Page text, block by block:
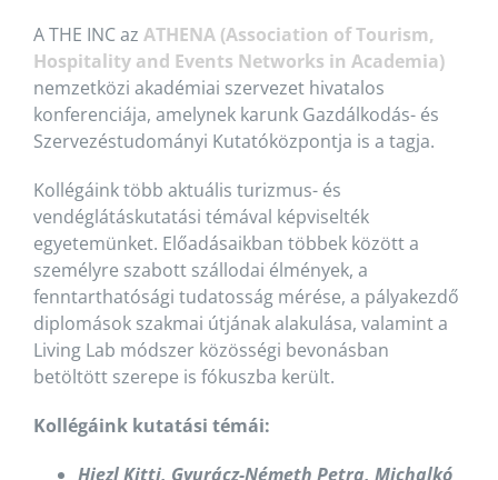
A THE INC az ATHENA (Association of Tourism,
Hospitality and Events Networks in Academia)
nemzetközi akadémiai szervezet hivatalos
konferenciája, amelynek karunk Gazdálkodás- és
Szervezéstudományi Kutatóközpontja is a tagja.
Kollégáink több aktuális turizmus- és
vendéglátáskutatási témával képviselték
egyetemünket. Előadásaikban többek között a
személyre szabott szállodai élmények, a
fenntarthatósági tudatosság mérése, a pályakezdő
diplomások szakmai útjának alakulása, valamint a
Living Lab módszer közösségi bevonásban
betöltött szerepe is fókuszba került.
Kollégáink kutatási témái:
Hiezl Kitti, Gyurácz-Németh Petra, Michalkó